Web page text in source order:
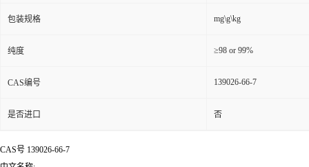
包装规格 mg\g\kg
纯度 ≥98 or 99%
CAS编号 139026-66-7
是否进口 否
CAS号 139026-66-7